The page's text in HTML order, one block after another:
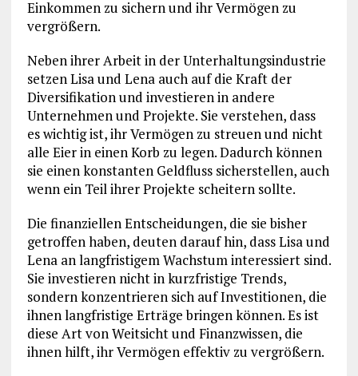
Einkommen zu sichern und ihr Vermögen zu
vergrößern.
Neben ihrer Arbeit in der Unterhaltungsindustrie
setzen Lisa und Lena auch auf die Kraft der
Diversifikation und investieren in andere
Unternehmen und Projekte. Sie verstehen, dass
es wichtig ist, ihr Vermögen zu streuen und nicht
alle Eier in einen Korb zu legen. Dadurch können
sie einen konstanten Geldfluss sicherstellen, auch
wenn ein Teil ihrer Projekte scheitern sollte.
Die finanziellen Entscheidungen, die sie bisher
getroffen haben, deuten darauf hin, dass Lisa und
Lena an langfristigem Wachstum interessiert sind.
Sie investieren nicht in kurzfristige Trends,
sondern konzentrieren sich auf Investitionen, die
ihnen langfristige Erträge bringen können. Es ist
diese Art von Weitsicht und Finanzwissen, die
ihnen hilft, ihr Vermögen effektiv zu vergrößern.